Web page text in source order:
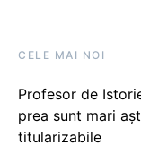
CELE MAI NOI
Profesor de
prea sunt mari
titularizabile